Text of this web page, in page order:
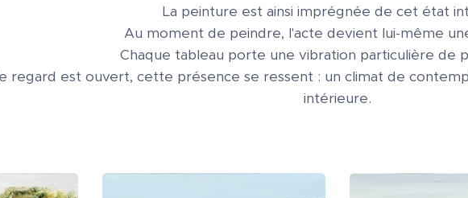
La peinture est ainsi imprégnée de cet état
Au moment de peindre, l'acte devient lui-même
Chaque tableau porte une vibration particulière de
regard est ouvert, cette présence se ressent : un climat de
intérieure.